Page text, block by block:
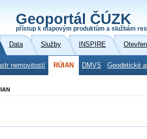
Geoportál ČÚZK
přístup k mapovým produktům a službám
Data Služby INSPIRE
nemovitostí RÚIAN DMVS Geodetické